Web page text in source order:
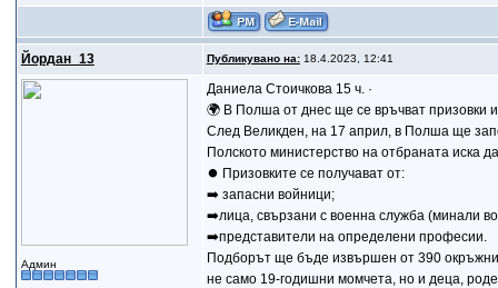
Йордан_13 Публикувано на:18.4.2023, 12:41
Админ
Даниела Стоичкова 15 ч. ·
🌍 В Полша от днес ще се връчват призовки
След Великден, на 17 април, в Полша ще
Полското министерство на отбраната иска
⏺ Призовките се получават от:
➡️ запасни войници;
➡️лица, свързани с военна служба (минали
➡️представители на определени професии.
Подборът ще бъде извършен от 390
не само 19-годишни момчета, но и деца,